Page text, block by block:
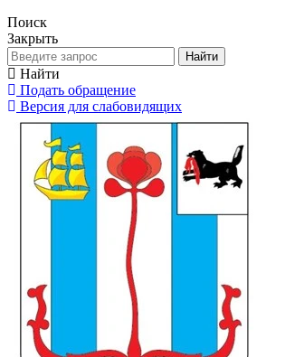
Поиск
Закрыть
Найти
Найти
Подать обращение
Версия для слабовидящих